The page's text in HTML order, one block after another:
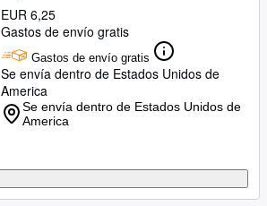
EUR 6,25
Gastos de envío gratis
Gastos de envío gratis
Se envía dentro de Estados Unidos de
America
Se envía dentro de Estados Unidos de
America